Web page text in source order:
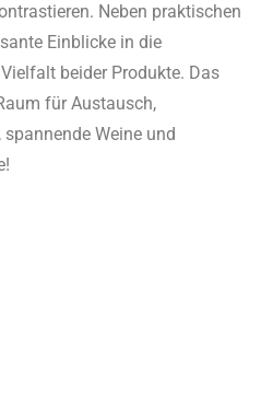
Neben praktischen
Einblicke in die
beider Produkte. Das
für Austausch,
Weine und